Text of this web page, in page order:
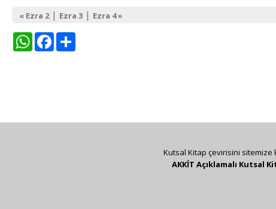
« Ezra 2| Ezra 3 | Ezra 4 »
WhatsAppFacebook
Kutsal Kitap çevirisini sitemize
AKKİT Açıklamalı Kutsal